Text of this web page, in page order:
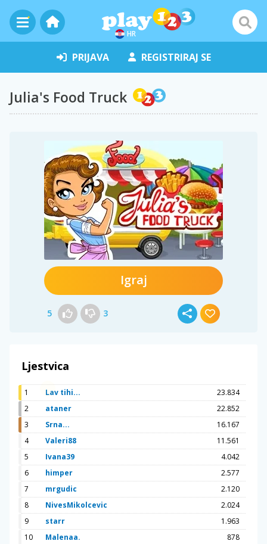
HR
PRIJAVA REGISTRIRAJ SE
Julia's Food Truck
Igraj
5 3
Ljestvica
1 Lav tihi...
23.834
2
ataner
22.852
3
Srna...
16.167
4
Valeri88
11.561
5
Ivana39
4.042
6
himper
2.577
7
mrgudic
2.120
8
NivesMikolcevic
2.024
9
starr
1.963
10
Malenaa. 878